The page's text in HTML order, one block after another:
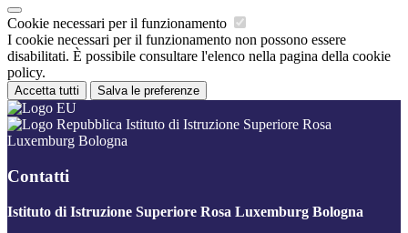
Cookie necessari per il funzionamento
I cookie necessari per il funzionamento non possono essere
disabilitati. È possibile consultare l'elenco nella pagina della cookie
policy.
Accetta tutti Salva le preferenze
Istituto di Istruzione Superiore Rosa
Luxemburg Bologna
Contatti
Istituto di Istruzione Superiore Rosa Luxemburg Bologna